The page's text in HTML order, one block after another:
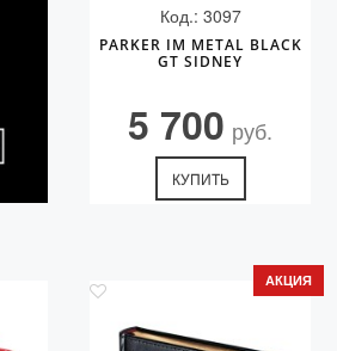
Код.: 3097
PARKER IM METAL BLACK
GT SIDNEY
5 700 руб.
КУПИТЬ
АКЦИЯ